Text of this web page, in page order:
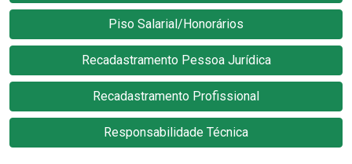
Piso Salarial/Honorários
Recadastramento Pessoa Jurídica
Recadastramento Profissional
Responsabilidade Técnica